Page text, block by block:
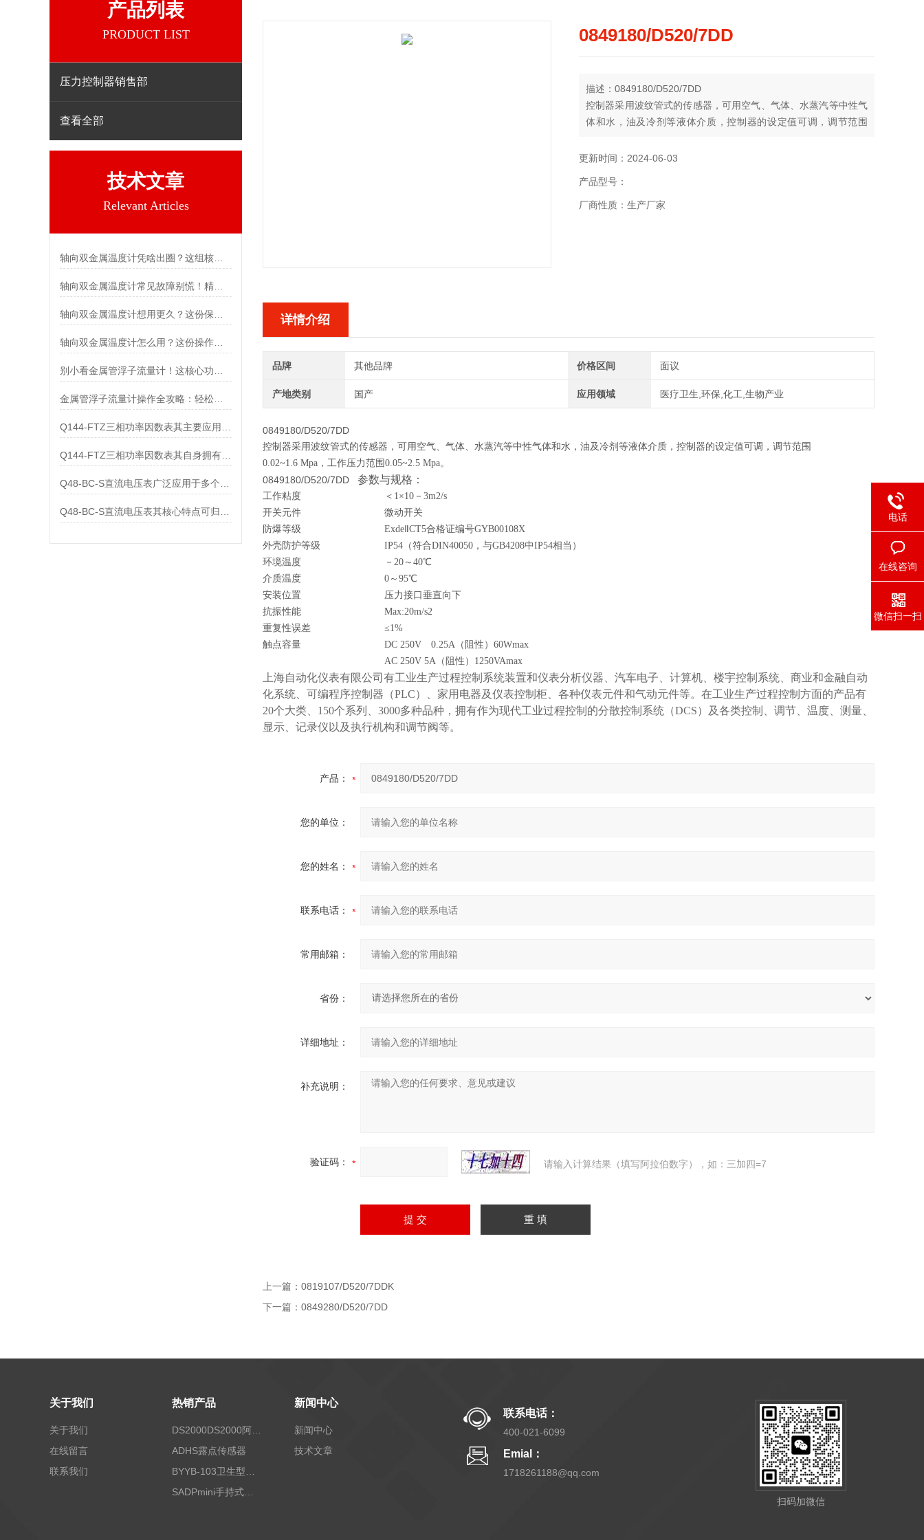
产品列表
PRODUCT LIST
压力控制器销售部
查看全部
技术文章
Relevant Articles
轴向双金属温度计凭啥出圈？这组核心特点给出了答案
轴向双金属温度计常见故障别慌！精准定位，轻松搞定难题
轴向双金属温度计怎么用？这份操作指南，新手也能快速拿捏！
金属管浮子流量计操作全攻略：轻松拿捏，精准掌控每一步！
Q144-FTZ三相功率因数表其自身拥有怎样的功能呢？
0849180/D520/7DD
描述：0849180/D520/7DD
控制器采用波纹管式的传感器，可用空气、气体、水蒸汽等中性气
体和水，油及冷剂等液体介质，控制器的设定值可调，调节范围
更新时间：2024-06-03
产品型号：
厂商性质：生产厂家
详情介绍
品牌 其他品牌 价格区间 面议
产地类别 国产 应用领域 医疗卫生,环保,化工,生物产业
0849180/D520/7DD
控制器采用波纹管式的传感器，可用空气、气体、水蒸汽等中性气体和水，油及冷剂等液体介质，控制器的设定值可调，调节范围
0.02~1.6 Mpa，工作压力范围0.05~2.5 Mpa。
0849180/D520/7DD 参数与规格：
工作粘度
＜1×10－3m2/s
开关元件
微动开关
防爆等级
Exde CT5合格证编号GYB00108X
外壳防护等级
IP54（符合DIN40050，与GB4208中IP54相当）
环境温度
－20～40℃
介质温度
0～95℃
安装位置
压力接口垂直向下
抗振性能
Max:20m/s2
重复性误差
≤1%
触点容量
DC 250V 0.25A（阻性）60Wmax
AC 250V 5A（阻性）1250VAmax
上海自动化仪表有限公司有工业生产过程控制系统装置和仪表分析仪器、汽车电子、计算机、楼宇控制系统、商业和金融自动
化系统、可编程序控制器（PLC）、家用电器及仪表控制柜、各种仪表元件和气动元件等。在工业生产过程控制方面的产品有
20个大类、150个系列、3000多种品种，拥有作为现代工业过程控制的分散控制系统（DCS）及各类控制、调节、温度、测量、
显示、记录仪以及执行机构和调节阀等。
产品：
您的单位：
您的姓名：
联系电话：
常用邮箱：
省份：
详细地址：
补充说明：
验证码： 请输入计算结果（填写阿拉伯数字），如：三加四=7
上一篇： 0819107/D520/7DDK
下一篇： 0849280/D520/7DD
关于我们
关于我们
在线留言
联系我们
热销产品
ADHS露点传感器
新闻中心
新闻中心
技术文章
联系电话：
400-021-6099
Emial：
1718261188@qq.com
扫码加微信
电话
在线咨询
微信扫一扫